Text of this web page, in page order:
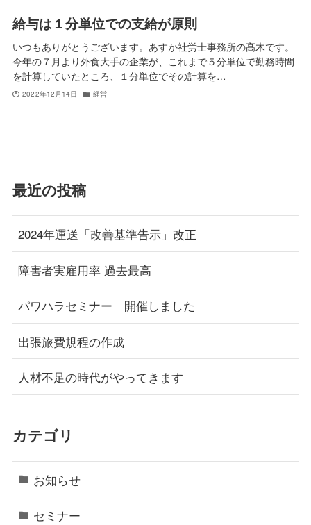
給与は１分単位での支給が原則
いつもありがとうございます。あすか社労士事務所の髙木です。
今年の７月より外食大手の企業が、これまで５分単位で勤務時間
を計算していたところ、１分単位でその計算を…
2022年12月14日 経営
最近の投稿
2024年運送「改善基準告示」改正
障害者実雇用率 過去最高
パワハラセミナー 開催しました
出張旅費規程の作成
人材不足の時代がやってきます
カテゴリ
お知らせ
セミナー